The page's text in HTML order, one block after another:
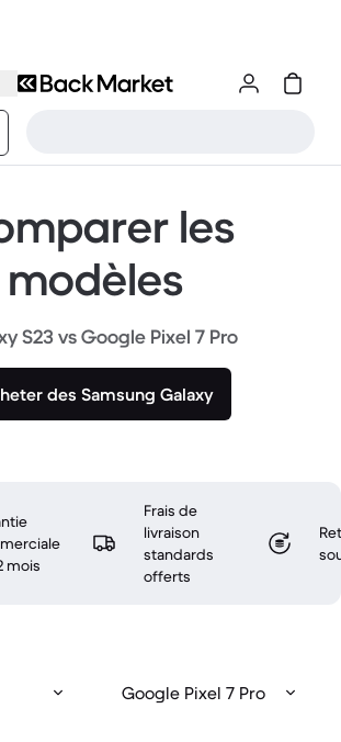
les
modèles
S23 vs Google Pixel 7 Pro
des Samsung Galaxy
mois
Frais de
livraison
standards
offerts
Google Pixel 7 Pro